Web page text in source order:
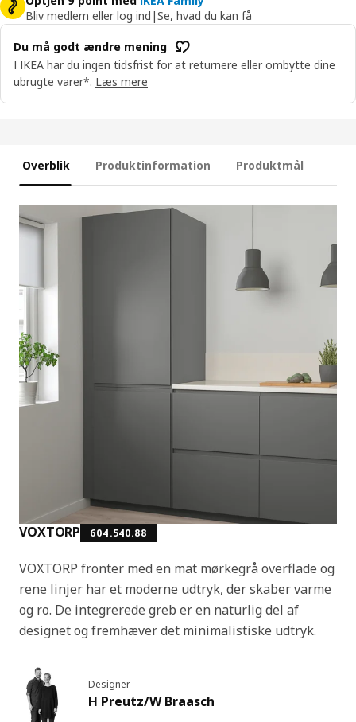
Bliv medlem eller log ind |Se, hvad du kan få
Du må godt ændre mening
I IKEA har du ingen tidsfrist for at returnere eller ombytte dine
ubrugte varer*. Læs mere
Overblik Produktinformation Produktmål
VOXTORP 604.540.88
VOXTORP fronter med en mat mørkegrå overflade og
rene linjer har et moderne udtryk, der skaber varme
og ro. De integrerede greb er en naturlig del af
designet og fremhæver det minimalistiske udtryk.
Designer
H Preutz/W Braasch